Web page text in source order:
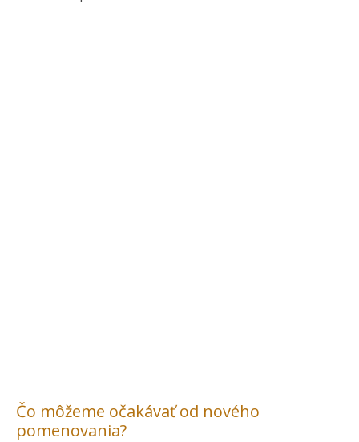
Čo môžeme očakávať od nového
pomenovania?